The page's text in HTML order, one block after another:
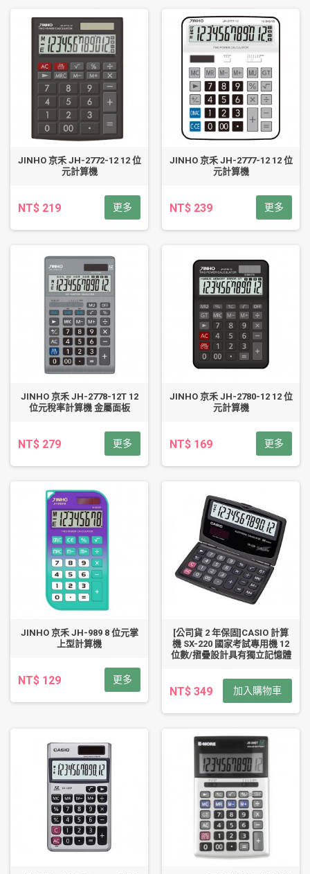
JINHO 京禾 JH-2772-12 12 位
元計算機
NT$ 219 更多
JINHO 京禾 JH-2777-12 12 位
元計算機
NT$ 239 更多
JINHO 京禾 JH-2778-12T 12
位元稅率計算機 金屬面板
NT$ 279 更多
JINHO 京禾 JH-2780-12 12 位
元計算機
NT$ 169 更多
JINHO 京禾 JH-989 8 位元掌
上型計算機
NT$ 129 更多
[公司貨 2 年保固]CASIO 計算
機 SX-220 國家考試專用機 12
位數/摺疊設計具有獨立記憶體
NT$ 349 加入購物車